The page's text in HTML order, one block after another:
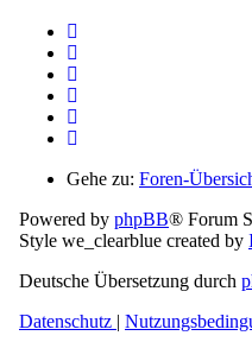
Gehe zu: Foren-
Powered by phpBB® Forum
Style we_clearblue created by
Deutsche Übersetzung durch
Datenschutz |